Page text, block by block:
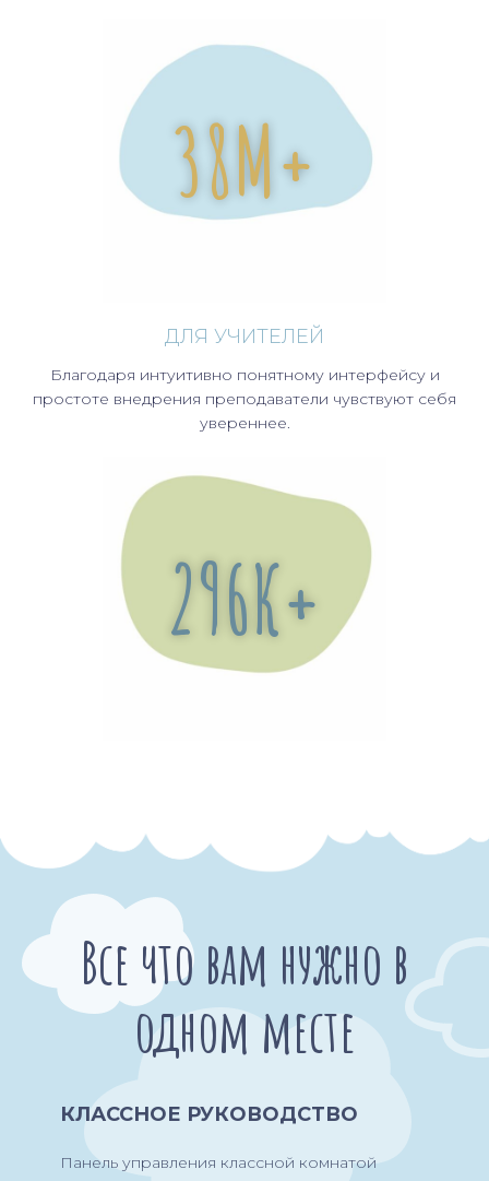
45М+
ДЛЯ УЧИТЕЛЕЙ
Благодаря интуитивно понятному интерфейсу и
простоте внедрения преподаватели чувствуют себя
увереннее.
350К+
Все что вам нужно в
одном месте
КЛАССНОЕ РУКОВОДСТВО
Панель управления классной комнатой